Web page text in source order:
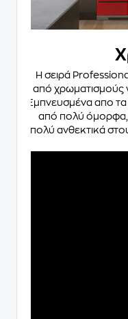
Η σειρά
από χρωματισμούς
Εμπνευσμένα απο τα
από πολύ όμορφα,
πολύ ανθεκτικά